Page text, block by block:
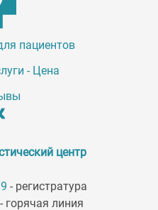
пациентов
- Цена
центр
- регистратура
- горячая линия